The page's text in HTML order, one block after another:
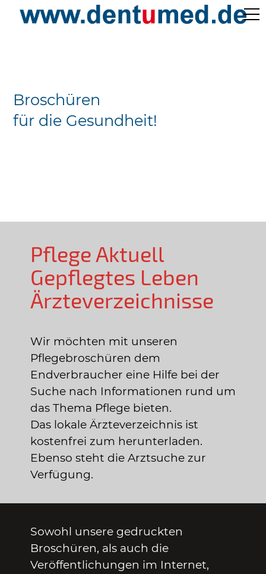
Ärzteverzeichnisse
Broschüren
für die Gesundheit!
Pflege Aktuell
Gepflegtes Leben
Ärzteverzeichnisse
Wir möchten mit unseren
Pflegebroschüren dem
Endverbraucher eine Hilfe bei der
Suche nach Informationen rund um
das Thema Pflege bieten.
Das lokale Ärzteverzeichnis ist
kostenfrei zum herunterladen.
Ebenso steht die Arztsuche zur
Verfügung.
Sowohl unsere gedruckten
Broschüren, als auch die
Veröffentlichungen im Internet,